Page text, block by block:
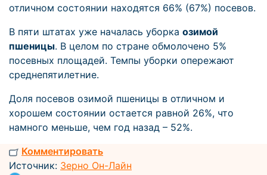
отличном состоянии находятся 66% (67%) посевов.
В пяти штатах уже началась уборка озимой
пшеницы. В целом по стране обмолочено 5%
посевных площадей. Темпы уборки опережают
среднепятилетние.
Доля посевов озимой пшеницы в отличном и
хорошем состоянии остается равной 26%, что
намного меньше, чем год назад – 52%.
Комментировать
Источник: Зерно Он-Лайн